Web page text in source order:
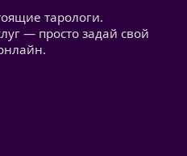
тарологи.
— просто задай свой